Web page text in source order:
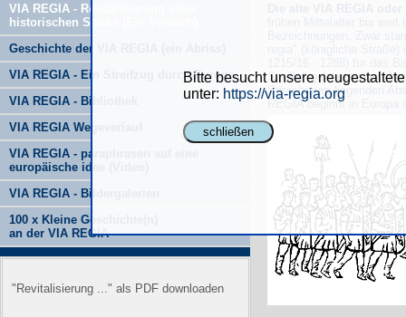
Bitte besucht unsere
unter: https://via-regia.org
schließen
VIA REGIA - Revitalisierung einer
historischen Straße (Ein Versuch)
Geschichte der VIA REGIA (ein Abriss)
VIA REGIA - Ein Streifzug durch Europa
VIA REGIA - Bibliothek
VIA REGIA Wegeverlauf
VIA REGIA - paraphrasen auf eine
europäische idee (Video)
VIA REGIA - Bildergalerien
100 x Kleine Geschichte(n)
an der VIA REGIA
"Revitalisierung ..." als PDF downloaden
Straße" geht etwa auf
Sprachraum liegenden
REGIA beginnt in Europa